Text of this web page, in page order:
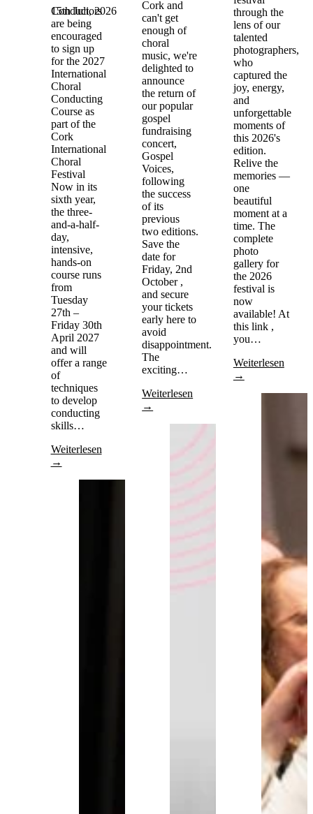
15th Juli, 2026
Conductors
are being
encouraged
to sign up
for the 2027
International
Choral
Conducting
Course as
part of the
Cork
International
Choral
Festival
Now in its
sixth year,
the three-
and-a-half-
day,
intensive,
hands-on
course runs
from
Tuesday
27th –
Friday 30th
April 2027
and will
offer a range
of
techniques
to develop
conducting
skills…
Weiterlesen
→
Cork and
can't get
enough of
choral
music, we're
delighted to
announce
the return of
our popular
gospel
fundraising
concert,
Gospel
Voices,
following
the success
of its
previous
two editions.
Save the
date for
Friday, 2nd
October ,
and secure
your tickets
early here to
avoid
disappointment.
The
exciting…
Weiterlesen
→
through the
lens of our
talented
photographers,
who
captured the
joy, energy,
and
unforgettable
moments of
this 2026's
edition.
Relive the
memories —
one
beautiful
moment at a
time. The
complete
photo
gallery for
the 2026
festival is
now
available! At
this link ,
you…
Weiterlesen
→